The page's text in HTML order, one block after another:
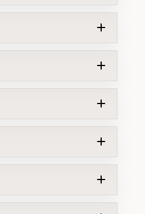
Jahren umgesetzt
eine